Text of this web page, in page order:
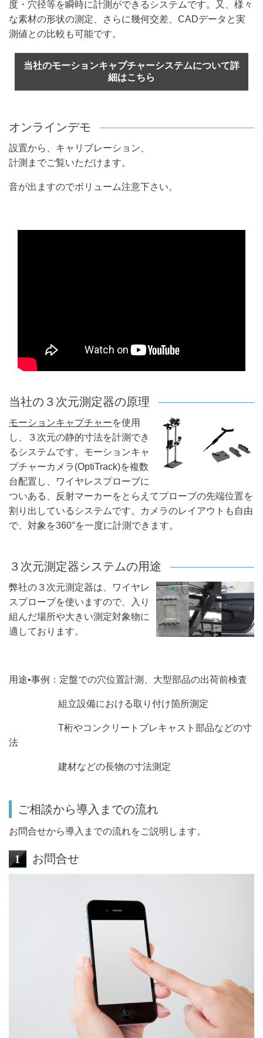
度・穴径等を瞬時に計測ができるシステムです。又、様々
な素材の形状の測定、さらに幾何交差、CADデータと実
測値との比較も可能です。
当社のモーションキャプチャーシステムについて詳
細はこちら
オンラインデモ
設置から、キャリブレーション、
計測までご覧いただけます。
音が出ますのでボリューム注意下さい。
当社の３次元測定器の原理
モーションキャプチャーを使用
し、３次元の静的寸法を計測でき
るシステムです。モーションキャ
プチャーカメラ(OptiTrack)を複数
台配置し、ワイヤレスプローブに
ついある、反射マーカーをとらえてプローブの先端位置を
割り出しているシステムです。カメラのレイアウトも自由
で、対象を360°を一度に計測できます。
３次元測定器システムの用途
弊社の３次元測定器は、ワイヤレ
スプローブを使いますので、入り
組んだ場所や大きい測定対象物に
適しております。
用途•事例：定盤での穴位置計測、大型部品の出荷前検査
組立設備における取り付け箇所測定
T桁やコンクリートブレキャスト部品などの寸
法
建材などの長物の寸法測定
ご相談から導入までの流れ
お問合せから導入までの流れをご説明します。
お問合せ